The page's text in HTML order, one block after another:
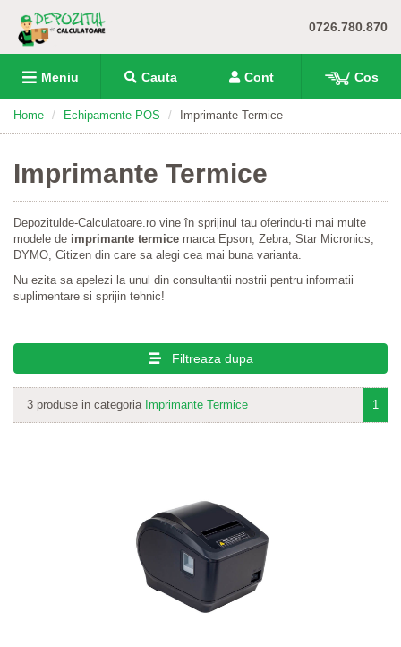
0726.780.870
Meniu Cauta Cont Cos
Home Echipamente POS Imprimante Termice
Imprimante Termice
Depozitulde-Calculatoare.ro vine în sprijinul tau oferindu-ti mai multe
modele de imprimante termice marca Epson, Zebra, Star Micronics,
DYMO, Citizen din care sa alegi cea mai buna varianta.
Nu ezita sa apelezi la unul din consultantii nostrii pentru informatii
suplimentare si sprijin tehnic!
Filtreaza dupa
3 produse in categoria Imprimante Termice 1